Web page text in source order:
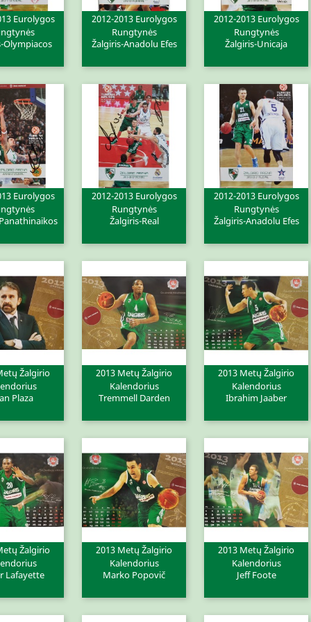
Eurolygos
Olympiacos
peržiūra
2012-2013 Eurolygos
Rungtynės
Žalgiris-Anadolu Efes
Greita peržiūra
2012-2013 Eurolygos
Rungtynės
Žalgiris-Unicaja
Greita peržiūra
Eurolygos
peržiūra
2012-2013 Eurolygos
Rungtynės
Žalgiris-Real
Greita peržiūra
2012-2013 Eurolygos
Rungtynės
Žalgiris-Anadolu Efes
Greita peržiūra
Žalgirio
Plaza
peržiūra
2013 Metų Žalgirio
Kalendorius
Tremmell Darden
Greita peržiūra
2013 Metų Žalgirio
Kalendorius
Ibrahim Jaaber
Greita peržiūra
Žalgirio
Lafayette
peržiūra
2013 Metų Žalgirio
Kalendorius
Marko Popovič
Greita peržiūra
2013 Metų Žalgirio
Kalendorius
Jeff Foote
Greita peržiūra